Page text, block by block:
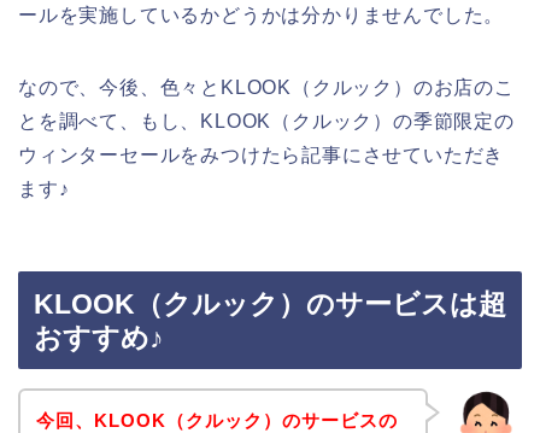
ールを実施しているかどうかは分かりませんでした。
なので、今後、色々とKLOOK（クルック）のお店のこ
とを調べて、もし、KLOOK（クルック）の季節限定の
ウィンターセールをみつけたら記事にさせていただき
ます♪
KLOOK（クルック）のサービスは超
おすすめ♪
今回、KLOOK（クルック）のサービスの